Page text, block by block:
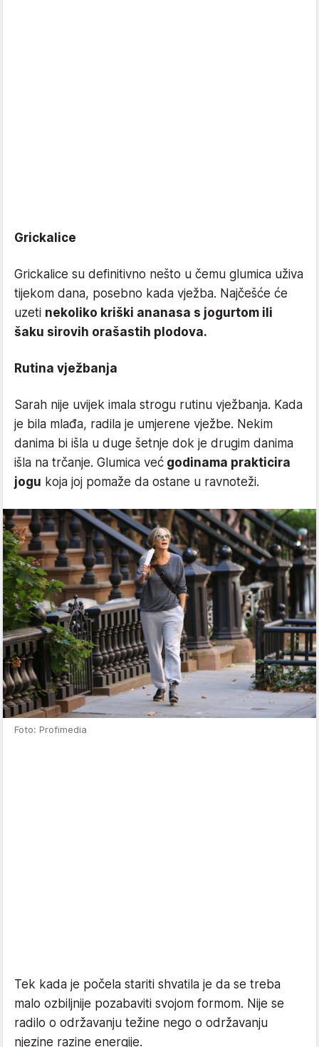
Grickalice
Grickalice su definitivno nešto u čemu glumica uživa
tijekom dana, posebno kada vježba. Najčešće će
uzeti nekoliko kriški ananasa s jogurtom ili
šaku sirovih orašastih plodova.
Rutina vježbanja
Sarah nije uvijek imala strogu rutinu vježbanja. Kada
je bila mlađa, radila je umjerene vježbe. Nekim
danima bi išla u duge šetnje dok je drugim danima
išla na trčanje. Glumica već godinama prakticira
jogu koja joj pomaže da ostane u ravnoteži.
Foto: Profimedia
Tek kada je počela stariti shvatila je da se treba
malo ozbiljnije pozabaviti svojom formom. Nije se
radilo o održavanju težine nego o održavanju
njezine razine energije.